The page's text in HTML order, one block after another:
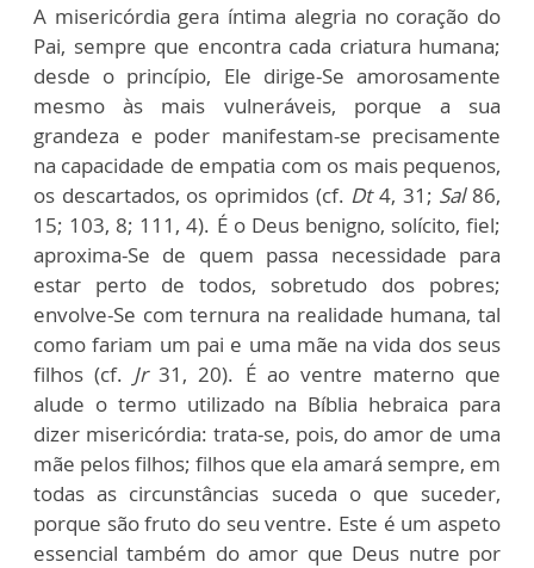
A misericórdia gera íntima alegria no coração do
Pai, sempre que encontra cada criatura humana;
desde o princípio, Ele dirige-Se amorosamente
mesmo às mais vulneráveis, porque a sua
grandeza e poder manifestam-se precisamente
na capacidade de empatia com os mais pequenos,
os descartados, os oprimidos (cf. Dt 4, 31; Sal 86,
15; 103, 8; 111, 4). É o Deus benigno, solícito, fiel;
aproxima-Se de quem passa necessidade para
estar perto de todos, sobretudo dos pobres;
envolve-Se com ternura na realidade humana, tal
como fariam um pai e uma mãe na vida dos seus
filhos (cf. Jr 31, 20). É ao ventre materno que
alude o termo utilizado na Bíblia hebraica para
dizer misericórdia: trata-se, pois, do amor de uma
mãe pelos filhos; filhos que ela amará sempre, em
todas as circunstâncias suceda o que suceder,
porque são fruto do seu ventre. Este é um aspeto
essencial também do amor que Deus nutre por